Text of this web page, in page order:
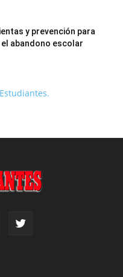
y prevención para
abandono escolar